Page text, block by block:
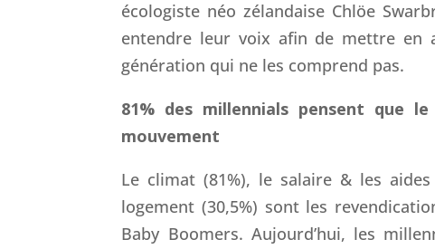
écologiste néo zélandaise Chlöe
entendre leur voix afin de mettre en
génération qui ne les comprend pas.
81% des millennials pensent que
mouvement
Le climat (81%), le salaire & les
logement (30,5%) sont les
Baby Boomers. Aujourd’hui, les